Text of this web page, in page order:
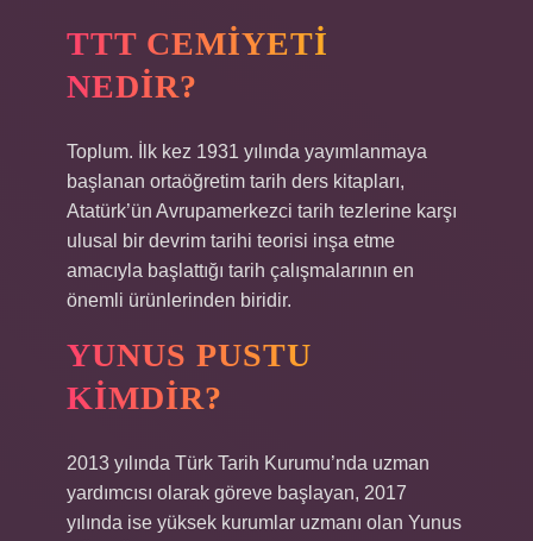
TTT CEMIYETI
NEDIR?
Toplum. İlk kez 1931 yılında yayımlanmaya
başlanan ortaöğretim tarih ders kitapları,
Atatürk’ün Avrupamerkezci tarih tezlerine karşı
ulusal bir devrim tarihi teorisi inşa etme
amacıyla başlattığı tarih çalışmalarının en
önemli ürünlerinden biridir.
YUNUS PUSTU
KIMDIR?
2013 yılında Türk Tarih Kurumu’nda uzman
yardımcısı olarak göreve başlayan, 2017
yılında ise yüksek kurumlar uzmanı olan Yunus